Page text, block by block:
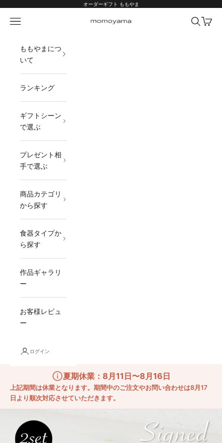
オーダーギフト ももやま
オーダーギフト ももやま 本店
メニュー 検索カート
ももやまにつ
いて
ランキング
ギフトシーン
で選ぶ
プレゼント相
手で選ぶ
商品カテゴリ
から探す
食器タイプか
ら探す
作品ギャラリ
ー
お客様レビュ
ー
ログイン
夏期休業：8月11日〜8月16日
上記期間は休業となります。期間中のご注文やお問い合わせは8月17
日より順次対応させていただきます。